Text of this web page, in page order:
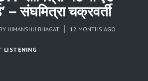
− संघमित्रा चक्रवर्ती
BY HIMANSHU BHAGAT 12 MONTHS AGO
LISTENING